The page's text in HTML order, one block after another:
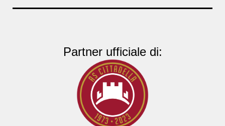
Partner ufficiale di: